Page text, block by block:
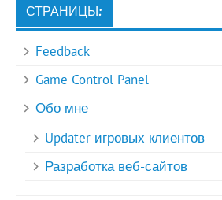
СТРАНИЦЫ:
Feedback
Game Control Panel
Обо мне
Updater игровых клиентов
Разработка веб-сайтов